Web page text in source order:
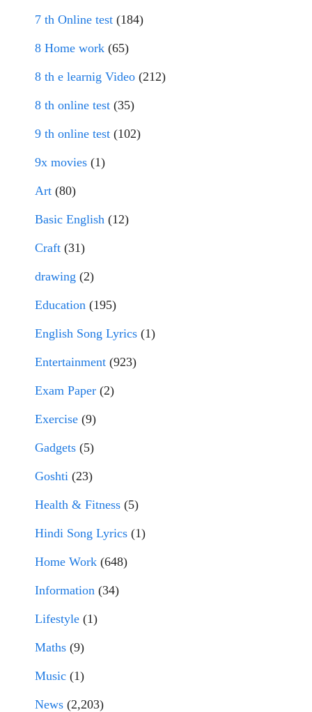
7 th Online test (184)
8 Home work (65)
8 th e learnig Video (212)
8 th online test (35)
9 th online test (102)
9x movies (1)
Art (80)
Basic English (12)
Craft (31)
drawing (2)
Education (195)
English Song Lyrics (1)
Entertainment (923)
Exam Paper (2)
Exercise (9)
Gadgets (5)
Goshti (23)
Health & Fitness (5)
Hindi Song Lyrics (1)
Home Work (648)
Information (34)
Lifestyle (1)
Maths (9)
Music (1)
News (2,203)